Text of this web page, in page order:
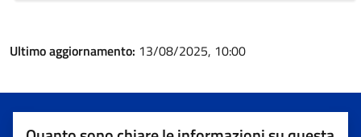
Ultimo aggiornamento: 13/08/2025, 10:00